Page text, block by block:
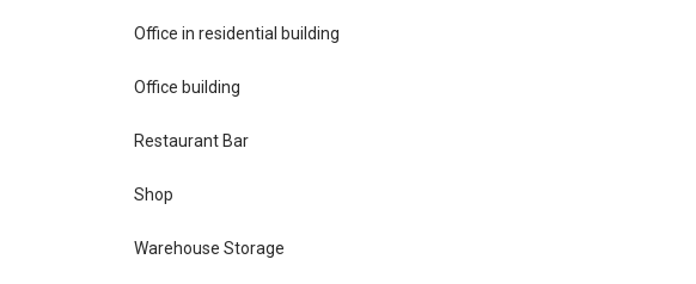
Office in residential building
Office building
Restaurant Bar
Shop
Warehouse Storage